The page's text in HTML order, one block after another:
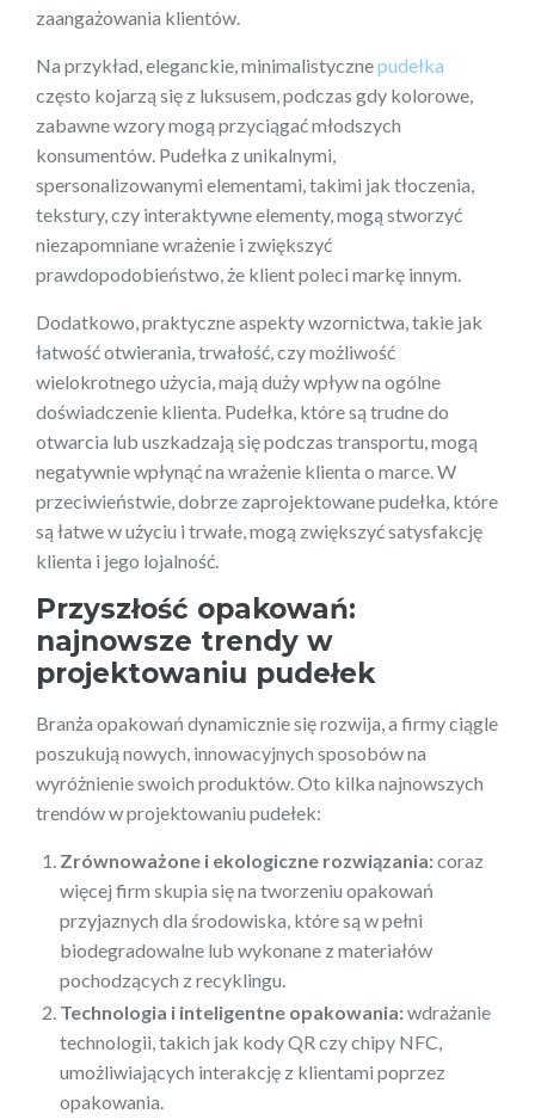
zaangażowania klientów.
Na przykład, eleganckie, minimalistycznepudełka
często kojarzą się z luksusem, podczas gdy kolorowe,
zabawne wzory mogą przyciągać młodszych
konsumentów. Pudełka z unikalnymi,
spersonalizowanymi elementami, takimi jak tłoczenia,
tekstury, czy interaktywne elementy, mogą stworzyć
niezapomniane wrażenie i zwiększyć
prawdopodobieństwo, że klient poleci markę innym.
Dodatkowo, praktyczne aspekty wzornictwa, takie jak
łatwość otwierania, trwałość, czy możliwość
wielokrotnego użycia, mają duży wpływ na ogólne
doświadczenie klienta. Pudełka, które są trudne do
otwarcia lub uszkadzają się podczas transportu, mogą
negatywnie wpłynąć na wrażenie klienta o marce. W
przeciwieństwie, dobrze zaprojektowane pudełka, które
są łatwe w użyciu i trwałe, mogą zwiększyć satysfakcję
klienta i jego lojalność.
Przyszłość opakowań:
najnowsze trendy w
projektowaniu pudełek
Branża opakowań dynamicznie się rozwija, a firmy ciągle
poszukują nowych, innowacyjnych sposobów na
wyróżnienie swoich produktów. Oto kilka najnowszych
trendów w projektowaniu pudełek:
Zrównoważone i ekologiczne rozwiązania:coraz
więcej firm skupia się na tworzeniu opakowań
przyjaznych dla środowiska, które są w pełni
biodegradowalne lub wykonane z materiałów
pochodzących z recyklingu.
Technologia i inteligentne opakowania:wdrażanie
technologii, takich jak kody QR czy chipy NFC,
umożliwiających interakcję z klientami poprzez
opakowania.